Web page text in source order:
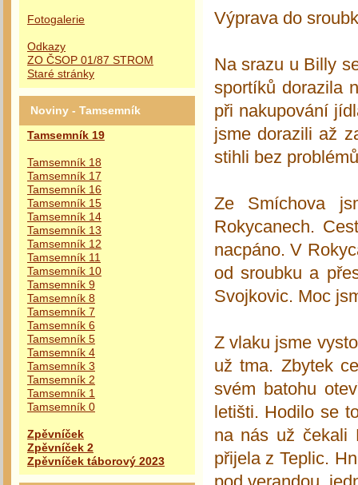
Fotogalerie
Odkazy
ZO ČSOP 01/87 STROM
Staré stránky
Noviny - Tamsemník
Tamsemník 19
Tamsemník 18
Tamsemník 17
Tamsemník 16
Tamsemník 15
Tamsemník 14
Tamsemník 13
Tamsemník 12
Tamsemník 11
Tamsemník 10
Tamsemník 9
Tamsemník 8
Tamsemník 7
Tamsemník 6
Tamsemník 5
Tamsemník 4
Tamsemník 3
Tamsemník 2
Tamsemník 1
Tamsemník 0
Zpěvníček
Zpěvníček 2
Zpěvníček táborový 2023
Výprava do
Na srazu u Billy
sportíků dorazila
při nakupování
jsme dorazili až
stihli bez
Ze Smíchova
Rokycanech.
nacpáno. V
od sroubku a
Svojkovic. Moc
Z vlaku jsme
už tma. Zbytek
svém batohu
letišti. Hodilo se
na nás už čekali
přijela z Teplic.